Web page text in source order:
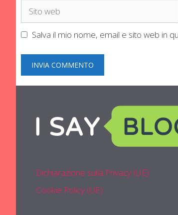
Sito
Salva il mio nome, email e sito web in
Dichiarazione sulla Privacy (UE)
Cookie Policy (UE)